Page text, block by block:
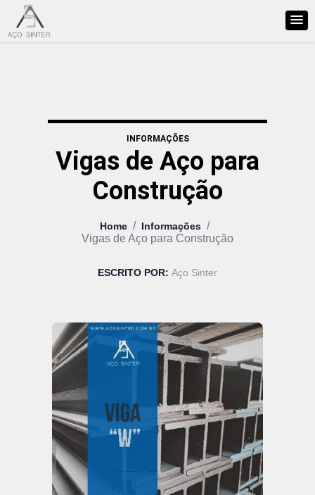
INFORMAÇÕES
Vigas de Aço para
Construção
Home / Informações /
Vigas de Aço para Construção
ESCRITO POR: Aço Sinter